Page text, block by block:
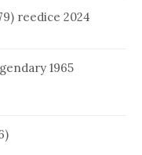
reedice 2024
1965